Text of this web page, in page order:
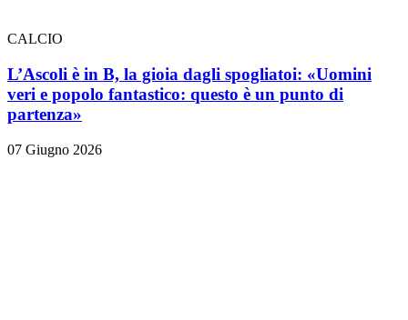
CALCIO
L’Ascoli è in B, la gioia dagli spogliatoi: «Uomini
veri e popolo fantastico: questo è un punto di
partenza»
07 Giugno 2026